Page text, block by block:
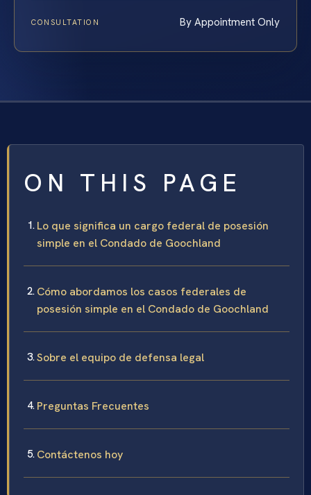
CONSULTATION By Appointment Only
ON THIS PAGE
Lo que significa un cargo federal de posesión
simple en el Condado de Goochland
Cómo abordamos los casos federales de
posesión simple en el Condado de Goochland
Sobre el equipo de defensa legal
Preguntas Frecuentes
Contáctenos hoy